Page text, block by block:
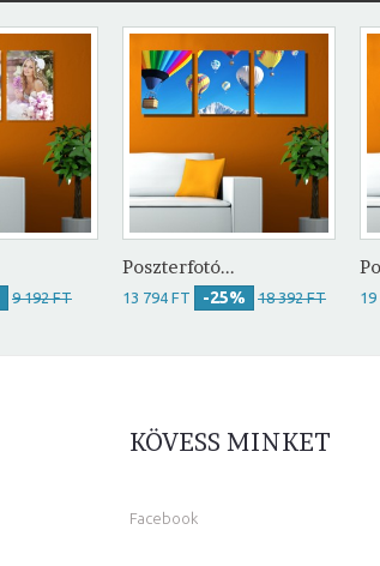
9 192 FT
Poszterfotó...
13 794 FT -25% 18 392 FT 19
KÖVESS MINKET
Facebook